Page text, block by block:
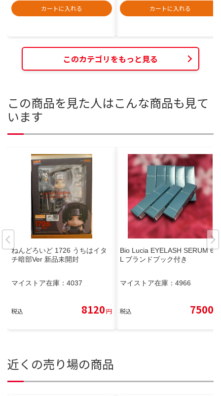
カートに入れる
カートに入れる
このカテゴリをもっと見る
この商品を見た人はこんな商品も見て
います
ねんどろいど 1726 うちはイタ
チ暗部Ver 新品未開封
マイストア在庫： 4037
税込 8120円
Bio Lucia EYELASH SERUM 6m
L ブランドブック付き
マイストア在庫： 4966
税込 7500
近くの売り場の商品